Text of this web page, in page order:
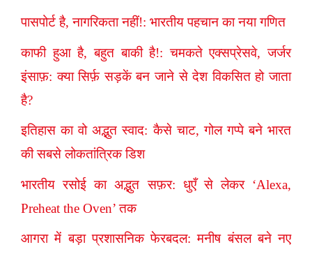
पासपोर्ट है, नागरिकता नहीं!: भारतीय पहचान का नया गणित
काफी हुआ है, बहुत बाकी है!: चमकते एक्सप्रेसवे, जर्जर
इंसाफ़: क्या सिर्फ़ सड़कें बन जाने से देश विकसित हो जाता
है?
इतिहास का वो अद्भुत स्वाद: कैसे चाट, गोल गप्पे बने भारत
की सबसे लोकतांत्रिक डिश
भारतीय रसोई का अद्भुत सफ़र: धुएँ से लेकर ‘Alexa,
Preheat the Oven’ तक
आगरा में बड़ा प्रशासनिक फेरबदल: मनीष बंसल बने नए